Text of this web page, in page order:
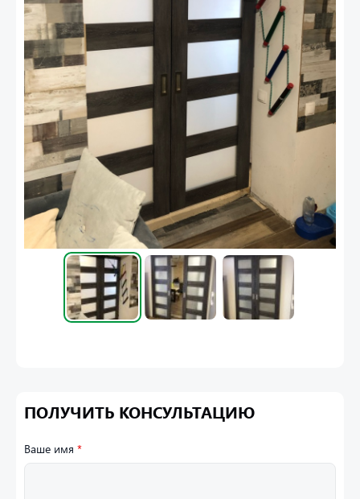
ПОЛУЧИТЬ КОНСУЛЬТАЦИЮ
Ваше имя *